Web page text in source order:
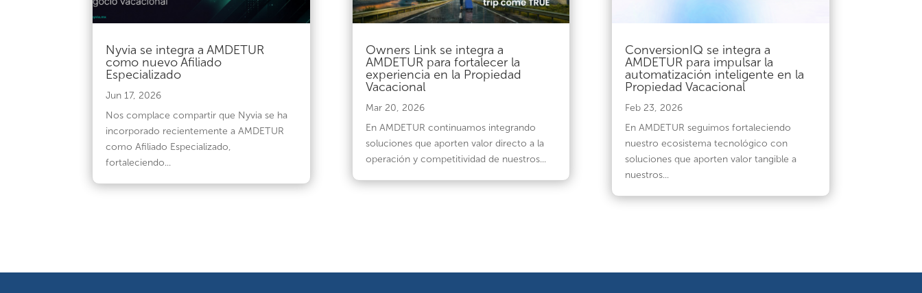
Nyvia se integra a AMDETUR
como nuevo Afiliado
Especializado
Jun 17, 2026
Nos complace compartir que Nyvia se ha
incorporado recientemente a AMDETUR
como Afiliado Especializado,
fortaleciendo...
Owners Link se integra a
AMDETUR para fortalecer la
experiencia en la Propiedad
Vacacional
Mar 20, 2026
En AMDETUR continuamos integrando
soluciones que aporten valor directo a la
operación y competitividad de nuestros...
ConversionIQ se integra a
AMDETUR para impulsar la
automatización inteligente en la
Propiedad Vacacional
Feb 23, 2026
En AMDETUR seguimos fortaleciendo
nuestro ecosistema tecnológico con
soluciones que aporten valor tangible a
nuestros...